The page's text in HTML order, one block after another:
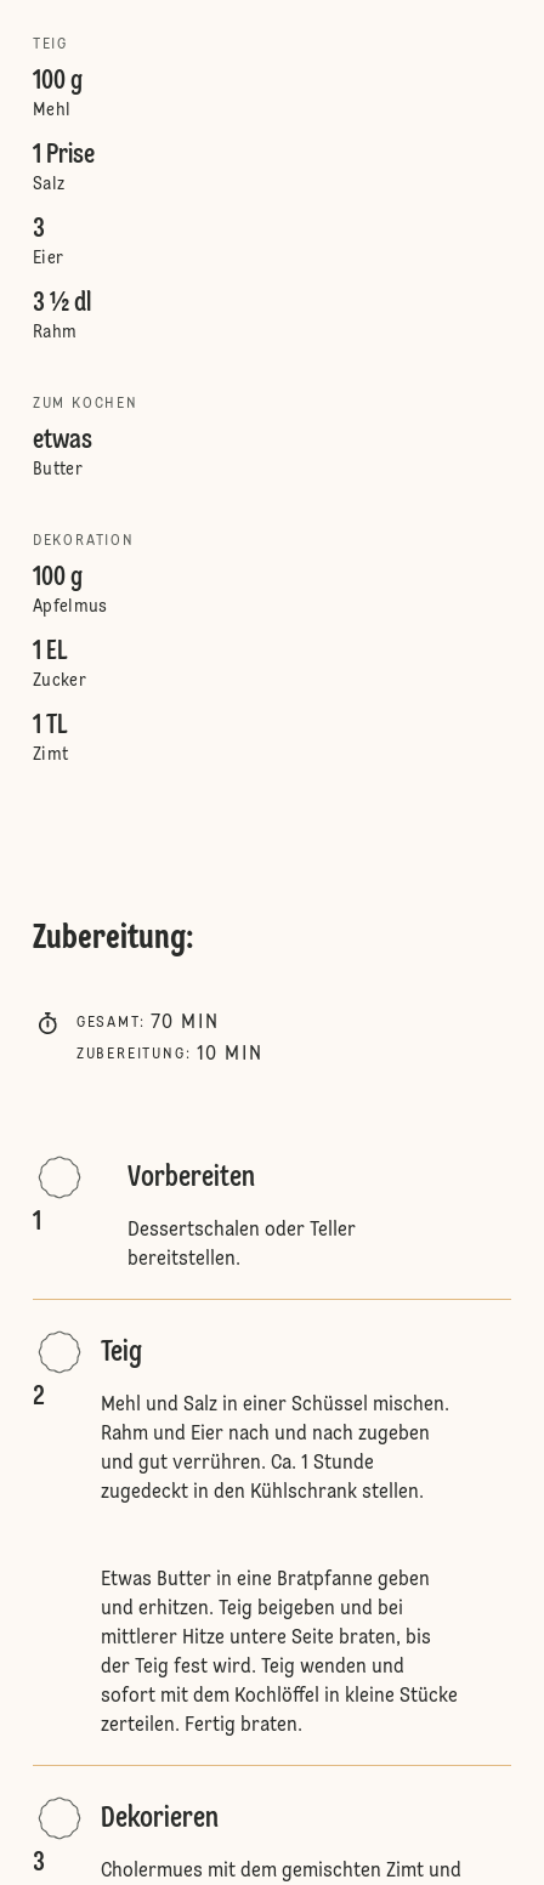
TEIG
100 g
Mehl
1 Prise
Salz
3
Eier
3 ½ dl
Rahm
ZUM KOCHEN
etwas
Butter
DEKORATION
100 g
Apfelmus
1 EL
Zucker
1 TL
Zimt
Zubereitung:
GESAMT : 70 MIN
ZUBEREITUNG : 10 MIN
1
Vorbereiten
Dessertschalen oder Teller
bereitstellen.
2
Teig
Mehl und Salz in einer Schüssel mischen.
Rahm und Eier nach und nach zugeben
und gut verrühren. Ca. 1 Stunde
zugedeckt in den Kühlschrank stellen.
Etwas Butter in eine Bratpfanne geben
und erhitzen. Teig beigeben und bei
mittlerer Hitze untere Seite braten, bis
der Teig fest wird. Teig wenden und
sofort mit dem Kochlöffel in kleine Stücke
zerteilen. Fertig braten.
3
Dekorieren
Cholermues mit dem gemischten Zimt und